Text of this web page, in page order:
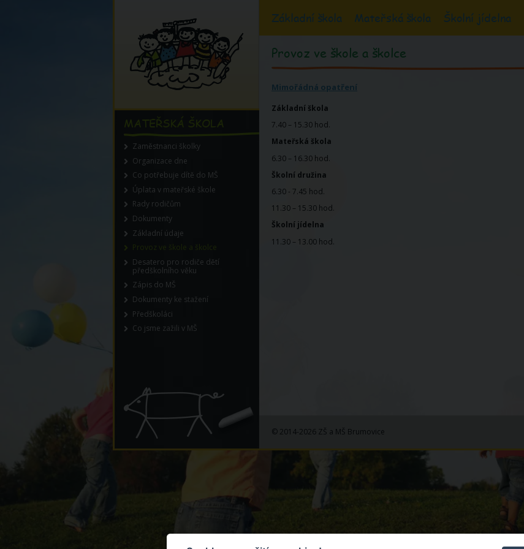
Základní škola Mateřská škola Školní jídelna
Provoz ve škole a školce
Mimořádná opatření
Základní škola
7.40 – 15.30 hod.
Mateřská škola
6.30 – 16.30 hod.
Školní družina
6.30 - 7.45 hod.
11.30 – 15.30 hod.
Školní jídelna
11.30 – 13.00 hod.
MATEŘSKÁ ŠKOLA
Zaměstnanci školky
Organizace dne
Co potřebuje dítě do MŠ
Úplata v mateřské škole
Rady rodičům
Dokumenty
Základní údaje
Provoz ve škole a školce
Desatero pro rodiče dětí
předškolního věku
Zápis do MŠ
Dokumenty ke stažení
Předškoláci
Co jsme zažili v MŠ
© 2014-2026 ZŠ a MŠ Brumovice